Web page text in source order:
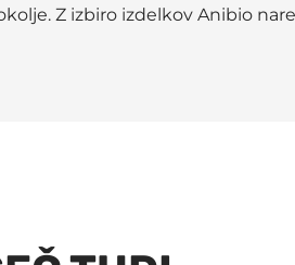
Z izbiro izdelkov Anibio